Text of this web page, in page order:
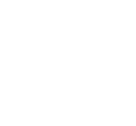
約に規定する条件で、